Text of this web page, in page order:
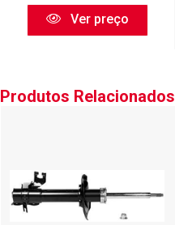
Ver preço
Produtos Relacionados